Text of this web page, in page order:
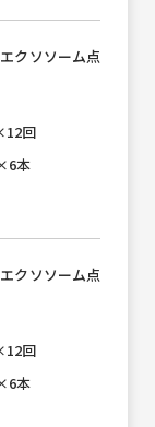
クソソーム点
回
本
クソソーム点
回
本